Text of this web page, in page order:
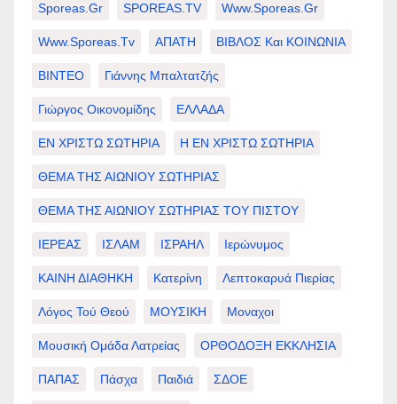
Sporeas.gr SPOREAS.TV Www.sporeas.gr
Www.sporeas.tv ΑΠΑΤΗ ΒΙΒΛΟΣ Και ΚΟΙΝΩΝΙΑ
ΒΙΝΤΕΟ Γιάννης Μπαλτατζής
Γιώργος Οικονομίδης ΕΛΛΑΔΑ
ΕΝ ΧΡΙΣΤΩ ΣΩΤΗΡΙΑ Η ΕΝ ΧΡΙΣΤΩ ΣΩΤΗΡΙΑ
ΘΕΜΑ ΤΗΣ ΑΙΩΝΙΟΥ ΣΩΤΗΡΙΑΣ
ΘΕΜΑ ΤΗΣ ΑΙΩΝΙΟΥ ΣΩΤΗΡΙΑΣ ΤΟΥ ΠΙΣΤΟΥ
ΙΕΡΕΑΣ ΙΣΛΑΜ ΙΣΡΑΗΛ Ιερώνυμος
ΚΑΙΝΗ ΔΙΑΘΗΚΗ Κατερίνη Λεπτοκαρυά Πιερίας
Λόγος Τού Θεού ΜΟΥΣΙΚΗ Μοναχοι
Μουσική Ομάδα Λατρείας ΟΡΘΟΔΟΞΗ ΕΚΚΛΗΣΙΑ
ΠΑΠΑΣ Πάσχα Παιδιά ΣΔΟΕ